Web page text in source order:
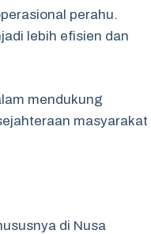
perahu.
lebih efisien dan
mendukung
masyarakat
di Nusa